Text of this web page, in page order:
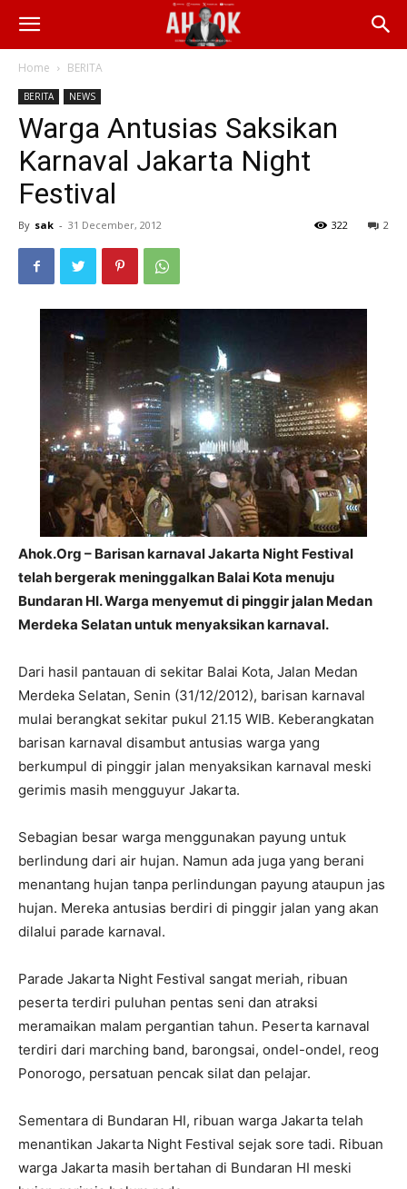
Home BERITA
BERITA NEWS
Warga Antusias Saksikan
Karnaval Jakarta Night
Festival
By sak - 31 December, 2012 2
322
Ahok.Org – Barisan karnaval Jakarta Night Festival
telah bergerak meninggalkan Balai Kota menuju
Bundaran HI. Warga menyemut di pinggir jalan Medan
Merdeka Selatan untuk menyaksikan karnaval.
Dari hasil pantauan di sekitar Balai Kota, Jalan Medan
Merdeka Selatan, Senin (31/12/2012), barisan karnaval
mulai berangkat sekitar pukul 21.15 WIB. Keberangkatan
barisan karnaval disambut antusias warga yang
berkumpul di pinggir jalan menyaksikan karnaval meski
gerimis masih mengguyur Jakarta.
Sebagian besar warga menggunakan payung untuk
berlindung dari air hujan. Namun ada juga yang berani
menantang hujan tanpa perlindungan payung ataupun jas
hujan. Mereka antusias berdiri di pinggir jalan yang akan
dilalui parade karnaval.
Parade Jakarta Night Festival sangat meriah, ribuan
peserta terdiri puluhan pentas seni dan atraksi
meramaikan malam pergantian tahun. Peserta karnaval
terdiri dari marching band, barongsai, ondel-ondel, reog
Ponorogo, persatuan pencak silat dan pelajar.
Sementara di Bundaran HI, ribuan warga Jakarta telah
menantikan Jakarta Night Festival sejak sore tadi. Ribuan
warga Jakarta masih bertahan di Bundaran HI meski